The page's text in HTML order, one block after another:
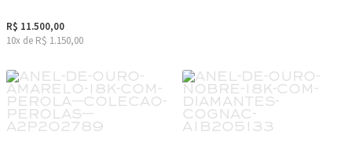
R$ 11.500,00
10x de R$ 1.150,00